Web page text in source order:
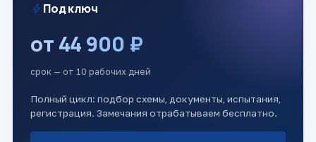
boltПод ключ
от 44 900 ₽
срок — от 10 рабочих дней
Полный цикл: подбор схемы, документы, испытания,
регистрация. Замечания отрабатываем бесплатно.